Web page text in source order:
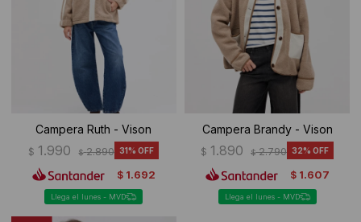
Campera Ruth - Vison
$ 1.990 $ 2.890 31
$ 1.692
Llega el lunes - MVD
Campera Brandy - Vison
$ 1.890 $ 2.790 32
$ 1.607
Llega el lunes - MVD
Ropa Interior
Canguros
Tejidos
Buzos
Camisas y blusas